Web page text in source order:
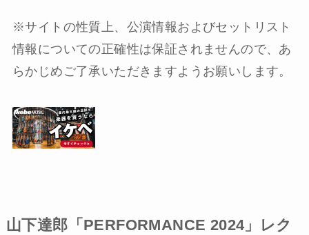
※サイトの性質上、公演情報およびセットリスト
情報についての正確性は保証されませんので、あ
らかじめご了承いただきますようお願いします。
山下達郎「PERFORMANCE 2024」レク